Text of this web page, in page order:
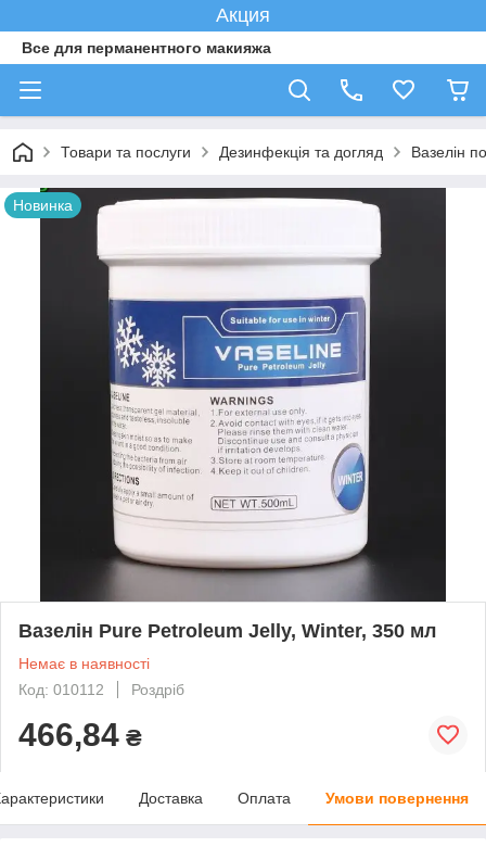
Акция
Все для перманентного макияжа
Товари та послуги Дезинфекція та догляд Вазелін
Новинка
Вазелін Pure Petroleum Jelly, Winter, 350 мл
Немає в наявності
Код: 010112
Роздріб
466,84 ₴
Доставка Оплата Умови повернення